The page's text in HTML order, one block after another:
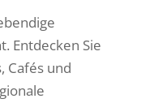
Entdecken Sie
Cafés und